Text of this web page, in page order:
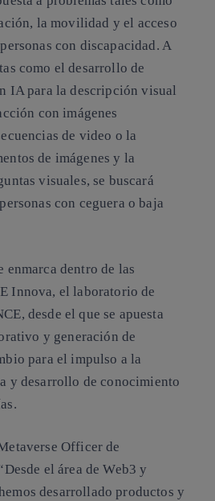
la movilidad y el acceso
con discapacidad. A
como el desarrollo de
IA para la descripción visual
con imágenes
de video o la
de imágenes y la
visuales, se buscará
con ceguera o baja
enmarca dentro de las
Innova, el laboratorio de
desde el que se apuesta
y generación de
para el impulso a la
y desarrollo de conocimiento
Officer de
el área de Web3 y
desarrollado productos y